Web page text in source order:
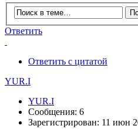
Ответить
Ответить с цитатой
YUR.I
YUR.I
Сообщения: 6
Зарегистрирован: 11 июн